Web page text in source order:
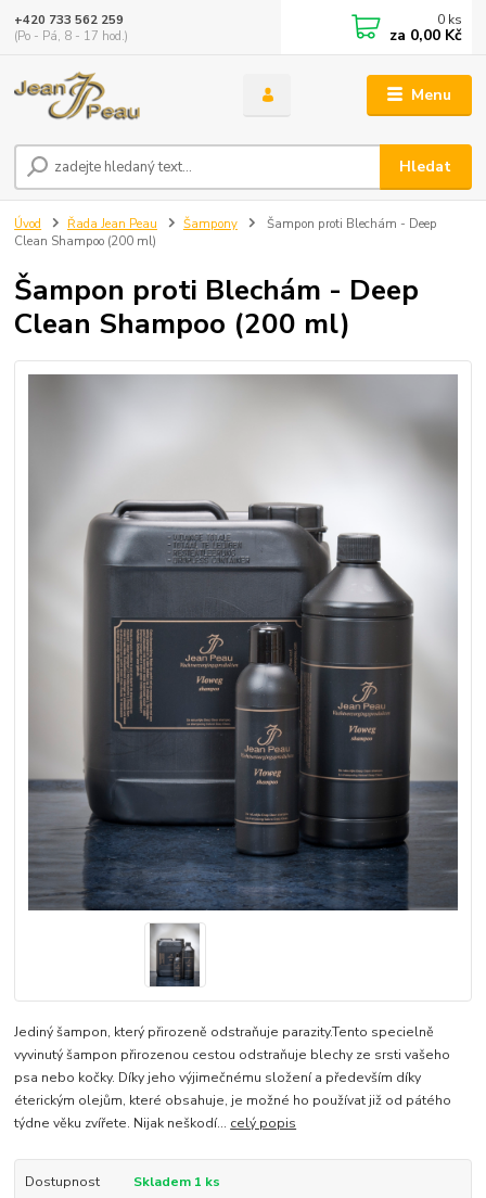
Menu
Hledat
+420 733 562 259
(Po - Pá, 8 - 17 hod.)
0 ks
za 0,00 Kč
Úvod Řada Jean Peau Šampony
Šampon proti Blechám - Deep
Clean Shampoo (200 ml)
Šampon proti Blechám - Deep
Clean Shampoo (200 ml)
Jediný šampon, který přirozeně odstraňuje parazity.Tento specielně
vyvinutý šampon přirozenou cestou odstraňuje blechy ze srsti vašeho
psa nebo kočky. Díky jeho výjimečnému složení a především díky
éterickým olejům, které obsahuje, je možné ho používat již od pátého
týdne věku zvířete. Nijak neškodí... celý popis
Dostupnost
Skladem 1 ks